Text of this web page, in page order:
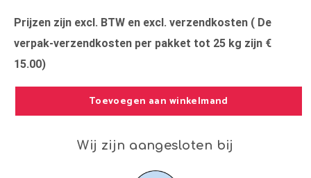
Prijzen zijn excl. BTW en excl. verzendkosten ( De
verpak-verzendkosten per pakket tot 25 kg zijn €
15.00)
Toevoegen aan winkelmand
Wij zijn aangesloten bij